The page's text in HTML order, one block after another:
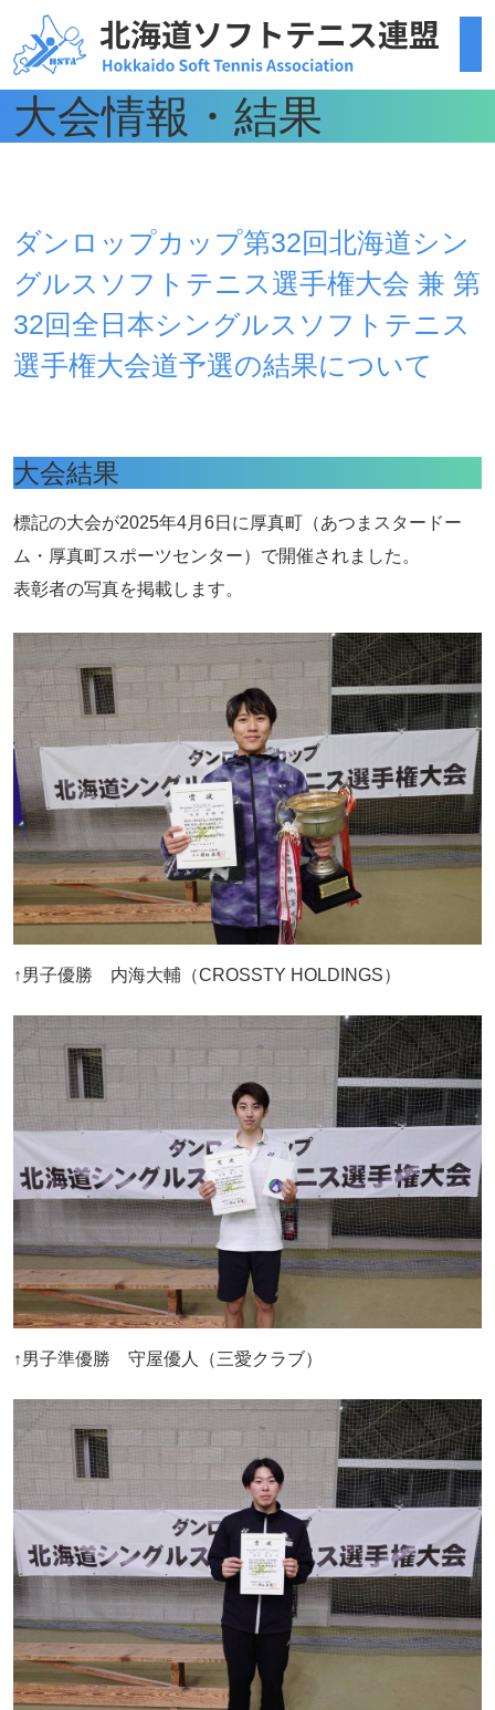
大会情報・結果
ダンロップカップ第32回北海道シン
グルスソフトテニス選手権大会 兼 第
32回全日本シングルスソフトテニス
選手権大会道予選の結果について
大会結果
標記の大会が2025年4月6日に厚真町（あつまスタードー
ム・厚真町スポーツセンター）で開催されました。
表彰者の写真を掲載します。
↑男子優勝 内海大輔（CROSSTY HOLDINGS）
↑男子準優勝 守屋優人（三愛クラブ）